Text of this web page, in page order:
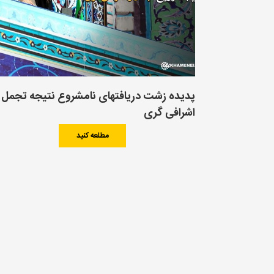
پدیده زشت دریافتهای نامشروع نتیجه
اشرافی گری
مطلعه کنید